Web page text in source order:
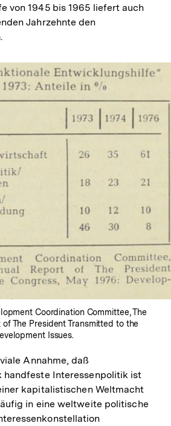
der
Fußnote
von 1945 bis 1965 liefert auch
Jahrzehnte den
Coordination Committee, The
The President Transmitted to the
Issues.
Annahme, daß
Interessenpolitik ist
kapitalistischen Weltmacht
in eine weltweite politische